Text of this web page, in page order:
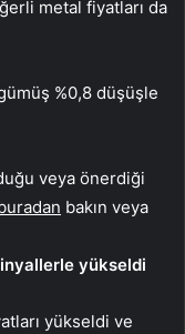
metal fiyatları da
%0,8 düşüşle
veya önerdiği
bakın veya
yükseldi
yükseldi ve